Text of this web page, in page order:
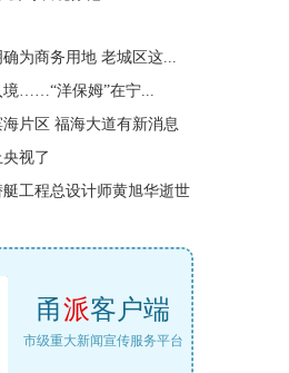
为商务用地 老城区这...
境……“洋保姆”在宁...
片区 福海大道有新消息
视了
工程总设计师黄旭华逝世
甬派客户端
市级重大新闻宣传服务平台